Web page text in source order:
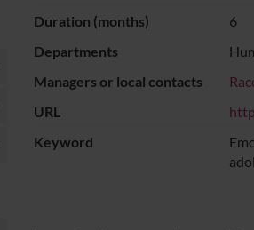
Duration (months)
6
Departments
Managers or local contacts
URL
Keyword